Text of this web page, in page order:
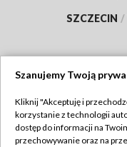
SZCZECIN /
Abonament TVP
Szanujemy Twoją
Kliknij "Akceptuję i
korzystanie z technologii
dostęp do informacji na
przechowywanie oraz na